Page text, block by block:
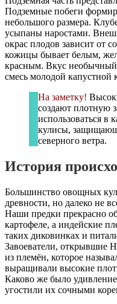
Подземные побеги
небольшого размера.
усыпаны наростами.
окрас плодов зависит от
кожицы бывает белым,
красным. Вкус
смесь молодой капустной
На заметку!
создают плотную
использоваться в
кулисы,
северного ветра.
История
Большинство овощных
древности, но далеко не
Наши предки прекрасно
картофеле, а индейские
таких диковинках и
Завоеватели, открывшие
из племён, которое
выращивали высокие
Каково же было
угостили их сочными